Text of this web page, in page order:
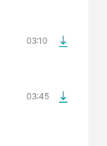
03:10
03:45